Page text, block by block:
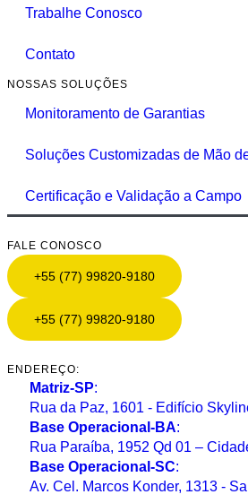
Trabalhe Conosco
Contato
NOSSAS SOLUÇÕES
Monitoramento de Garantias
Soluções Customizadas de Mão
Certificação e Validação a Campo
FALE CONOSCO
+55 (77) 99820-9180
+55 (77) 99820-9180
ENDEREÇO:
Matriz-SP:
Rua da Paz, 1601 - Edifício
Base Operacional-BA:
Rua Paraíba, 1952 Qd 01 –
Base Operacional-SC:
Av. Cel. Marcos Konder, 1313 -